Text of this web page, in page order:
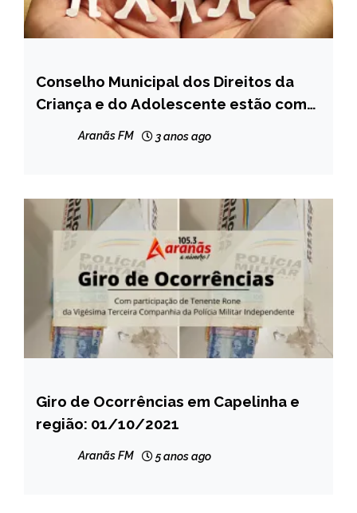
CAPELINHA
NOTÍCIAS
Conselho Municipal dos Direitos da
Criança e do Adolescente estão com
membros do Conselho Tutelar de
Aranãs FM 3 anos ago
CAPELINHA
MINAS
Giro de Ocorrências em Capelinha e
região: 01/10/2021
Aranãs FM 5 anos ago